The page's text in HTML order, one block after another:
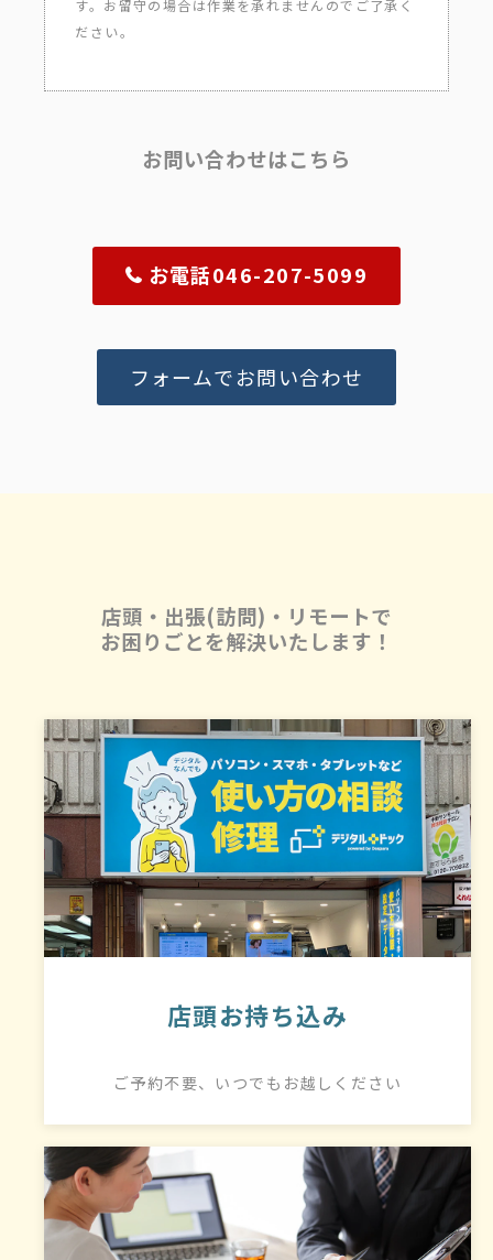
す。お留守の場合は作業を承れませんのでご了承く
ださい。
お問い合わせはこちら
お電話046-207-5099
フォームでお問い合わせ
店頭・出張(訪問)・リモートで
お困りごとを解決いたします！
店頭お持ち込み
ご予約不要、いつでもお越しください